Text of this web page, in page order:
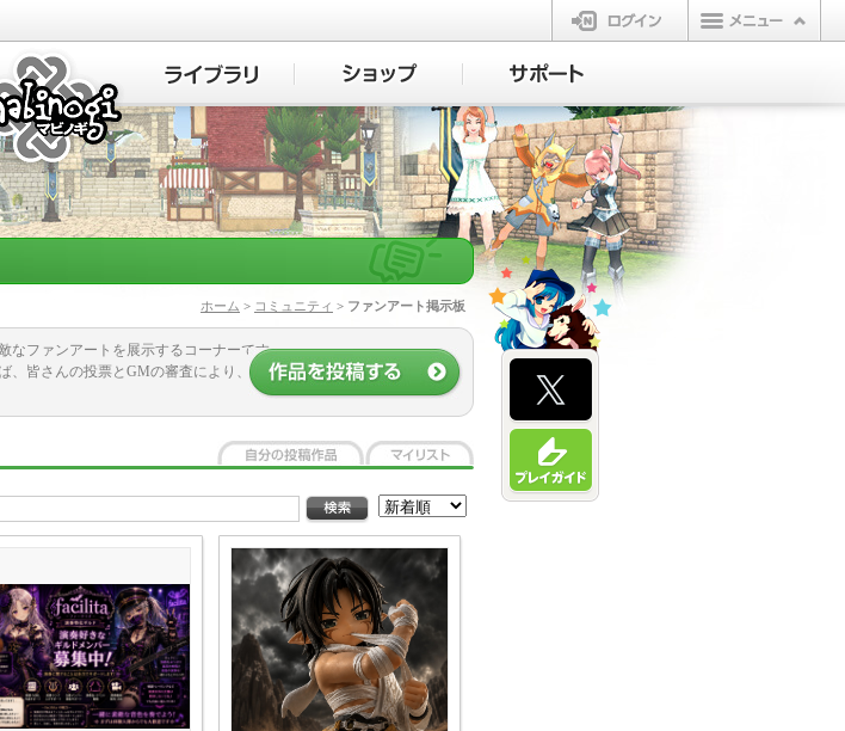
ログイン
マビノギ
ホーム > コミュニティ > ファンアート掲示板
なファンアートを展示するコーナーです。
、皆さんの投票とGMの審査により、